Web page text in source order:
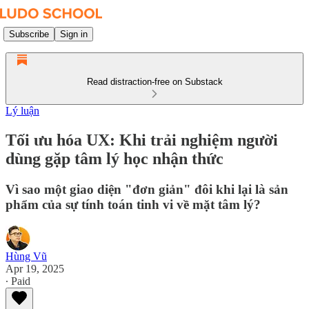
Subscribe Sign in
Read distraction-free on Substack
Lý luận
Tối ưu hóa UX: Khi trải nghiệm người
dùng gặp tâm lý học nhận thức
Vì sao một giao diện "đơn giản" đôi khi lại là sản
phẩm của sự tính toán tinh vi về mặt tâm lý?
Hùng Vũ
Apr 19, 2025
∙ Paid